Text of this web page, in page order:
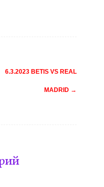
6.3.2023 BETIS VS REAL
MADRID →